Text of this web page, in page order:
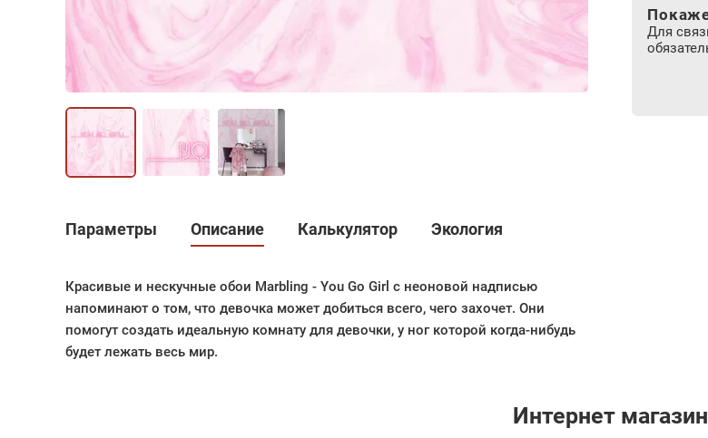
Параметры Описание Калькулятор Экология
Красивые и нескучные обои Marbling - You Go Girl с неоновой надписью
напоминают о том, что девочка может добиться всего, чего захочет. Они
помогут создать идеальную комнату для девочки, у ног которой когда-нибудь
будет лежать весь мир.
Для
Интернет магазин